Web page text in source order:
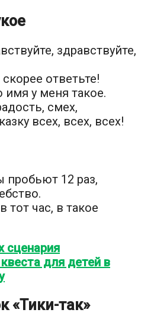
здравствуйте,
ответьте!
имя у меня такое.
смех,
всех, всех, всех!
пробьют 12 раз,
тот час, в такое
сценария
для детей в
«Тики-так»